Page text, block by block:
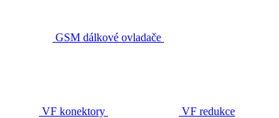
GSM dálkové ovladače
VF konektory VF redukce